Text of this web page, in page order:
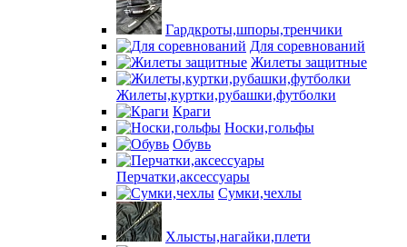
Гардкроты,шпоры,тренчики
Для соревнований
Жилеты защитные
Жилеты,куртки,рубашки,футболки
Краги
Носки,гольфы
Обувь
Перчатки,аксессуары
Сумки,чехлы
Хлысты,нагайки,плети